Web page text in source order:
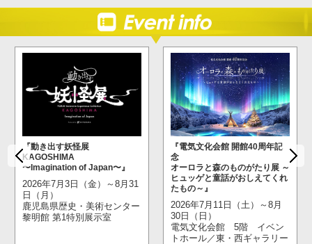
『動き出す妖怪展
KAGOSHIMA
〜Imagination of Japan〜』
2026年7月3日（金）～8月31
日（月）
鹿児島県歴史・美術センター
黎明館 第1特別展示室
『電気文化会館 開館40周年記
念
オーロラと森のものがたり展 ～
ヒュッゲと童話がおしえてくれ
たもの～』
2026年7月11日（土）～8月
30日（日）
電気文化会館 5階 イベン
トホール／東・西ギャラリー